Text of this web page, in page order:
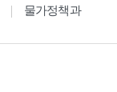
물가정책과